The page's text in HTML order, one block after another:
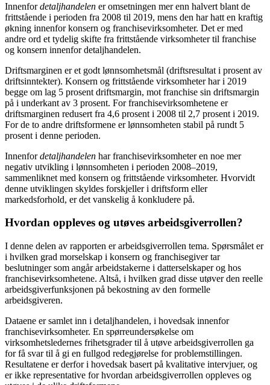
Innenfordetaljhandelen er omsetningen mer enn halvert blant de
frittstående i perioden fra 2008 til 2019, mens den har hatt en kraftig
økning innenfor konsern og franchisevirksomheter. Det er med
andre ord et tydelig skifte fra frittstående virksomheter til franchise
og konsern innenfor detaljhandelen.
Driftsmarginen er et godt lønnsomhetsmål (driftsresultat i prosent av
driftsinntekter). Konsern og frittstående virksomheter har i 2019
begge om lag 5 prosent driftsmargin, mot franchise sin driftsmargin
på i underkant av 3 prosent. For franchisevirksomhetene er
driftsmarginen redusert fra 4,6 prosent i 2008 til 2,7 prosent i 2019.
For de to andre driftsformene er lønnsomheten stabil på rundt 5
prosent i denne perioden.
Innenfordetaljhandelen har franchisevirksomheter en noe mer
negativ utvikling i lønnsomheten i perioden 2008–2019,
sammenliknet med konsern og frittstående virksomheter. Hvorvidt
denne utviklingen skyldes forskjeller i driftsform eller
markedsforhold, er det vanskelig å konkludere på.
Hvordan oppleves og utøves arbeidsgiverrollen?
I denne delen av rapporten er arbeidsgiverrollen tema. Spørsmålet er
i hvilken grad morselskap i konsern og franchisegiver tar
beslutninger som angår arbeidstakerne i datterselskaper og hos
franchisevirksomhetene. Altså, i hvilken grad disse utøver den reelle
arbeidsgiverfunksjonen på bekostning av den formelle
arbeidsgiveren.
Dataene er samlet inn i detaljhandelen, i hovedsak innenfor
franchisevirksomheter. En spørreundersøkelse om
virksomhetsledernes frihetsgrader til å utøve arbeidsgiverrollen ga
for få svar til å gi en fullgod redegjørelse for problemstillingen.
Resultatene er derfor i hovedsak basert på kvalitative intervjuer, og
er ikke representative for hvordan arbeidsgiverrollen oppleves og